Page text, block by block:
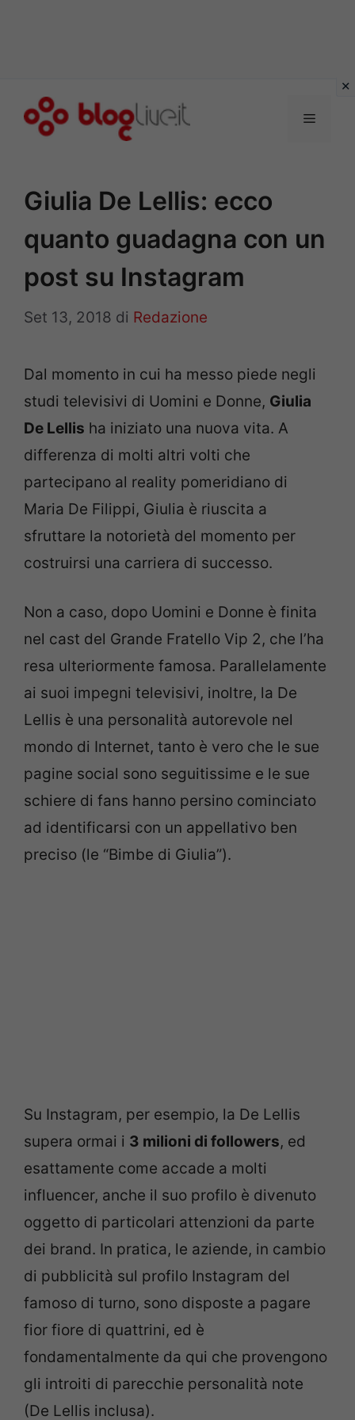
Menu
Giulia De Lellis: ecco
quanto guadagna con un
post su Instagram
Set 13, 2018 di Redazione
Dal momento in cui ha messo piede negli
studi televisivi di Uomini e Donne, Giulia
De Lellis ha iniziato una nuova vita. A
differenza di molti altri volti che
partecipano al reality pomeridiano di
Maria De Filippi, Giulia è riuscita a
sfruttare la notorietà del momento per
costruirsi una carriera di successo.
Non a caso, dopo Uomini e Donne è finita
nel cast del Grande Fratello Vip 2, che l’ha
resa ulteriormente famosa. Parallelamente
ai suoi impegni televisivi, inoltre, la De
Lellis è una personalità autorevole nel
mondo di Internet, tanto è vero che le sue
pagine social sono seguitissime e le sue
schiere di fans hanno persino cominciato
ad identificarsi con un appellativo ben
preciso (le “Bimbe di Giulia”).
Su Instagram, per esempio, la De Lellis
supera ormai i 3 milioni di followers, ed
esattamente come accade a molti
influencer, anche il suo profilo è divenuto
oggetto di particolari attenzioni da parte
dei brand. In pratica, le aziende, in cambio
di pubblicità sul profilo Instagram del
famoso di turno, sono disposte a pagare
fior fiore di quattrini, ed è
fondamentalmente da qui che provengono
gli introiti di parecchie personalità note
(De Lellis inclusa).